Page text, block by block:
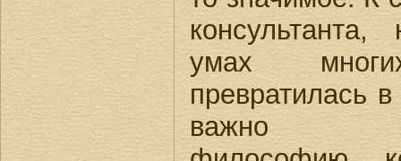
умах
превратилась